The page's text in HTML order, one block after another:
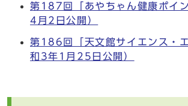
第187回「あやちゃん健康ポイ
4月2日公開）
第186回「天文館サイエンス・
和3年1月25日公開）